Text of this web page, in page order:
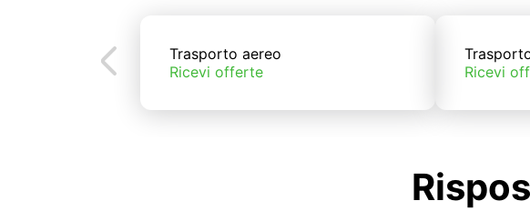
Trasporto aereo
Ricevi offerte
Ricevi